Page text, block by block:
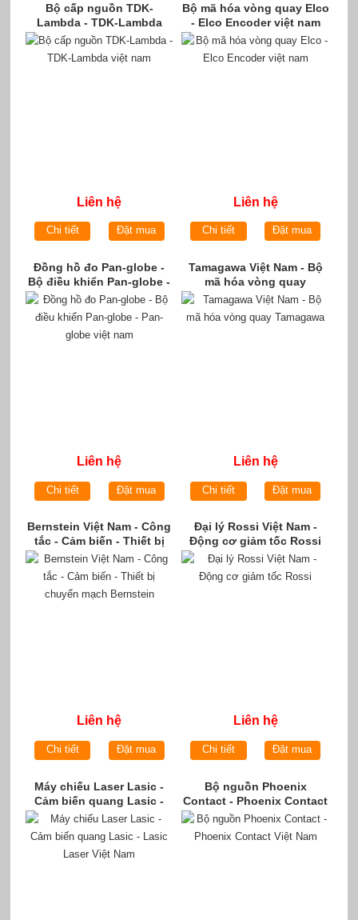
Bộ cấp nguồn TDK-
Lambda - TDK-Lambda
việt nam
Liên hệ
Chi tiết Đặt mua
Bộ mã hóa vòng quay Elco
- Elco Encoder việt nam
Liên hệ
Chi tiết Đặt mua
Đồng hồ đo Pan-globe -
Bộ điều khiển Pan-globe -
Pan-globe việt nam
Liên hệ
Chi tiết Đặt mua
Tamagawa Việt Nam - Bộ
mã hóa vòng quay
Tamagawa
Liên hệ
Chi tiết Đặt mua
Bernstein Việt Nam - Công
tắc - Cảm biến - Thiết bị
chuyển mạch Bernstein
Liên hệ
Chi tiết Đặt mua
Đại lý Rossi Việt Nam -
Động cơ giảm tốc Rossi
Liên hệ
Chi tiết Đặt mua
Máy chiếu Laser Lasic -
Cảm biến quang Lasic -
Lasic Laser Việt Nam
Bộ nguồn Phoenix
Contact - Phoenix Contact
Việt Nam